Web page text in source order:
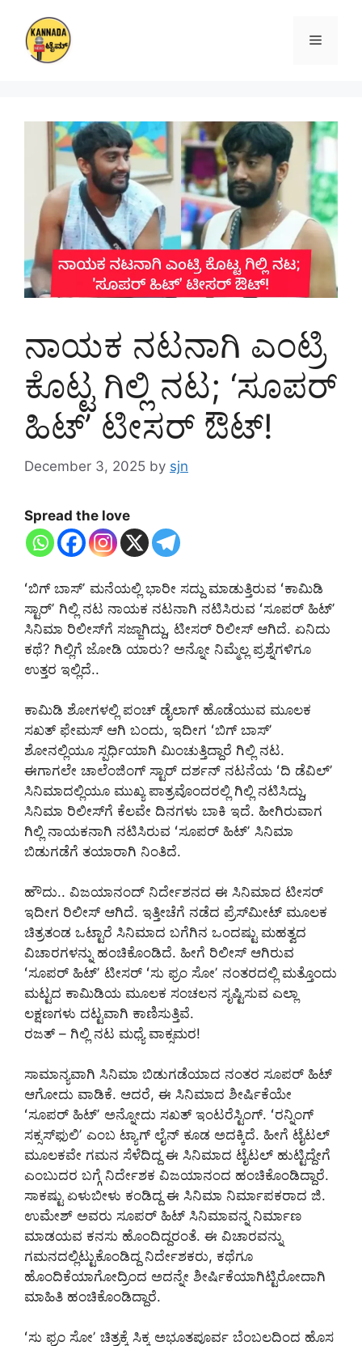
content
Menu
ನಾಯಕ ನಟನಾಗಿ ಎಂಟ್ರಿ
ಕೊಟ್ಟ ಗಿಲ್ಲಿ ನಟ; ‘ಸೂಪರ್‌
ಹಿಟ್‌’ ಟೀಸರ್‌ ಔಟ್!
December 3, 2025 by sjn
Spread the love
ʻಬಿಗ್‌ ಬಾಸ್‌ʼ ಮನೆಯಲ್ಲಿ ಭಾರೀ ಸದ್ದು ಮಾಡುತ್ತಿರುವ ʻಕಾಮಿಡಿ
ಸ್ಟಾರ್‌ʼ ಗಿಲ್ಲಿ ನಟ ನಾಯಕ ನಟನಾಗಿ ನಟಿಸಿರುವ ʻಸೂಪರ್‌ ಹಿಟ್‌ʼ
ಸಿನಿಮಾ ರಿಲೀಸ್‌ಗೆ ಸಜ್ಜಾಗಿದ್ದು, ಟೀಸರ್‌ ರಿಲೀಸ್‌ ಆಗಿದೆ. ಏನಿದು
ಕಥೆ? ಗಿಲ್ಲಿಗೆ ಜೋಡಿ ಯಾರು? ಅನ್ನೋ ನಿಮ್ಮೆಲ್ಲ ಪ್ರಶ್ನೆಗಳಿಗೂ
ಉತ್ತರ ಇಲ್ಲಿದೆ..
ಕಾಮಿಡಿ ಶೋಗಳಲ್ಲಿ ಪಂಚ್‌ ಡೈಲಾಗ್‌ ಹೊಡೆಯುವ ಮೂಲಕ
ಸಖತ್‌ ಫೇಮಸ್‌ ಆಗಿ ಬಂದು, ಇದೀಗ ʻಬಿಗ್ ಬಾಸ್ʼ
ಶೋನಲ್ಲಿಯೂ ಸ್ಪರ್ಧಿಯಾಗಿ ಮಿಂಚುತ್ತಿದ್ದಾರೆ ಗಿಲ್ಲಿ ನಟ.
ಈಗಾಗಲೇ ಚಾಲೆಂಜಿಂಗ್‌ ಸ್ಟಾರ್‌ ದರ್ಶನ್‌ ನಟನೆಯ ʻದಿ ಡೆವಿಲ್ʼ
ಸಿನಿಮಾದಲ್ಲಿಯೂ ಮುಖ್ಯ ಪಾತ್ರವೊಂದರಲ್ಲಿ ಗಿಲ್ಲಿ ನಟಿಸಿದ್ದು,
ಸಿನಿಮಾ ರಿಲೀಸ್‌ಗೆ ಕೆಲವೇ ದಿನಗಳು ಬಾಕಿ ಇದೆ. ಹೀಗಿರುವಾಗ
ಗಿಲ್ಲಿ ನಾಯಕನಾಗಿ ನಟಿಸಿರುವ ʻಸೂಪರ್ ಹಿಟ್ʼ ಸಿನಿಮಾ
ಬಿಡುಗಡೆಗೆ ತಯಾರಾಗಿ ನಿಂತಿದೆ.
ಹೌದು.. ವಿಜಯಾನಂದ್ ನಿರ್ದೇಶನದ ಈ ಸಿನಿಮಾದ ಟೀಸರ್
ಇದೀಗ ರಿಲೀಸ್‌ ಆಗಿದೆ. ಇತ್ತೀಚೆಗೆ ನಡೆದ ಪ್ರೆಸ್‌ಮೀಟ್‌ ಮೂಲಕ
ಚಿತ್ರತಂಡ ಒಟ್ಟಾರೆ ಸಿನಿಮಾದ ಬಗೆಗಿನ ಒಂದಷ್ಟು ಮಹತ್ವದ
ವಿಚಾರಗಳನ್ನು ಹಂಚಿಕೊಂಡಿದೆ. ಹೀಗೆ ರಿಲೀಸ್‌ ಆಗಿರುವ
ʻಸೂಪರ್ ಹಿಟ್ʼ ಟೀಸರ್ ʻಸು ಫ್ರಂ ಸೋʼ ನಂತರದಲ್ಲಿ ಮತ್ತೊಂದು
ಮಟ್ಟದ ಕಾಮಿಡಿಯ ಮೂಲಕ ಸಂಚಲನ ಸೃಷ್ಟಿಸುವ ಎಲ್ಲಾ
ಲಕ್ಷಣಗಳು ದಟ್ಟವಾಗಿ ಕಾಣಿಸುತ್ತಿವೆ.
ರಜತ್ – ಗಿಲ್ಲಿ ನಟ ಮಧ್ಯೆ ವಾಕ್ಸಮರ!
ಸಾಮಾನ್ಯವಾಗಿ ಸಿನಿಮಾ ಬಿಡುಗಡೆಯಾದ ನಂತರ ಸೂಪರ್ ಹಿಟ್
ಆಗೋದು ವಾಡಿಕೆ. ಆದರೆ, ಈ ಸಿನಿಮಾದ ಶೀರ್ಷಿಕೆಯೇ
ʻಸೂಪರ್ ಹಿಟ್ʼ ಅನ್ನೋದು ಸಖತ್‌ ಇಂಟರೆಸ್ಟಿಂಗ್. ‌ʻರನ್ನಿಂಗ್
ಸಕ್ಸಸ್‌ಫುಲಿʼ ಎಂಬ ಟ್ಯಾಗ್ ಲೈನ್ ಕೂಡ ಅದಕ್ಕಿದೆ. ಹೀಗೆ ಟೈಟಲ್
ಮೂಲಕವೇ ಗಮನ ಸೆಳೆದಿದ್ದ ಈ ಸಿನಿಮಾದ ಟೈಟಲ್ ಹುಟ್ಟಿದ್ದೇಗೆ
ಎಂಬುದರ ಬಗ್ಗೆ ನಿರ್ದೇಶಕ ವಿಜಯಾನಂದ ಹಂಚಿಕೊಂಡಿದ್ದಾರೆ.
ಸಾಕಷ್ಟು ಏಳುಬೀಳು ಕಂಡಿದ್ದ ಈ ಸಿನಿಮಾ ನಿರ್ಮಾಪಕರಾದ ಜಿ.
ಉಮೇಶ್ ಅವರು ಸೂಪರ್ ಹಿಟ್ ಸಿನಿಮಾವನ್ನ ನಿರ್ಮಾಣ
ಮಾಡಯವ ಕನಸು ಹೊಂದಿದ್ದರಂತೆ. ಈ ವಿಚಾರವನ್ನು
ಗಮನದಲ್ಲಿಟ್ಟುಕೊಂಡಿದ್ದ ನಿರ್ದೇಶಕರು, ಕಥೆಗೂ
ಹೊಂದಿಕೆಯಾಗೋದ್ರಿಂದ ಅದನ್ನೇ ಶೀರ್ಷಿಕೆಯಾಗಿಟ್ಟಿರೋದಾಗಿ
ಮಾಹಿತಿ ಹಂಚಿಕೊಂಡಿದ್ದಾರೆ.
ʻಸು ಫ್ರಂ ಸೋʼ ಚಿತ್ರಕ್ಕೆ ಸಿಕ್ಕ ಅಭೂತಪೂರ್ವ ಬೆಂಬಲದಿಂದ ಹೊಸ